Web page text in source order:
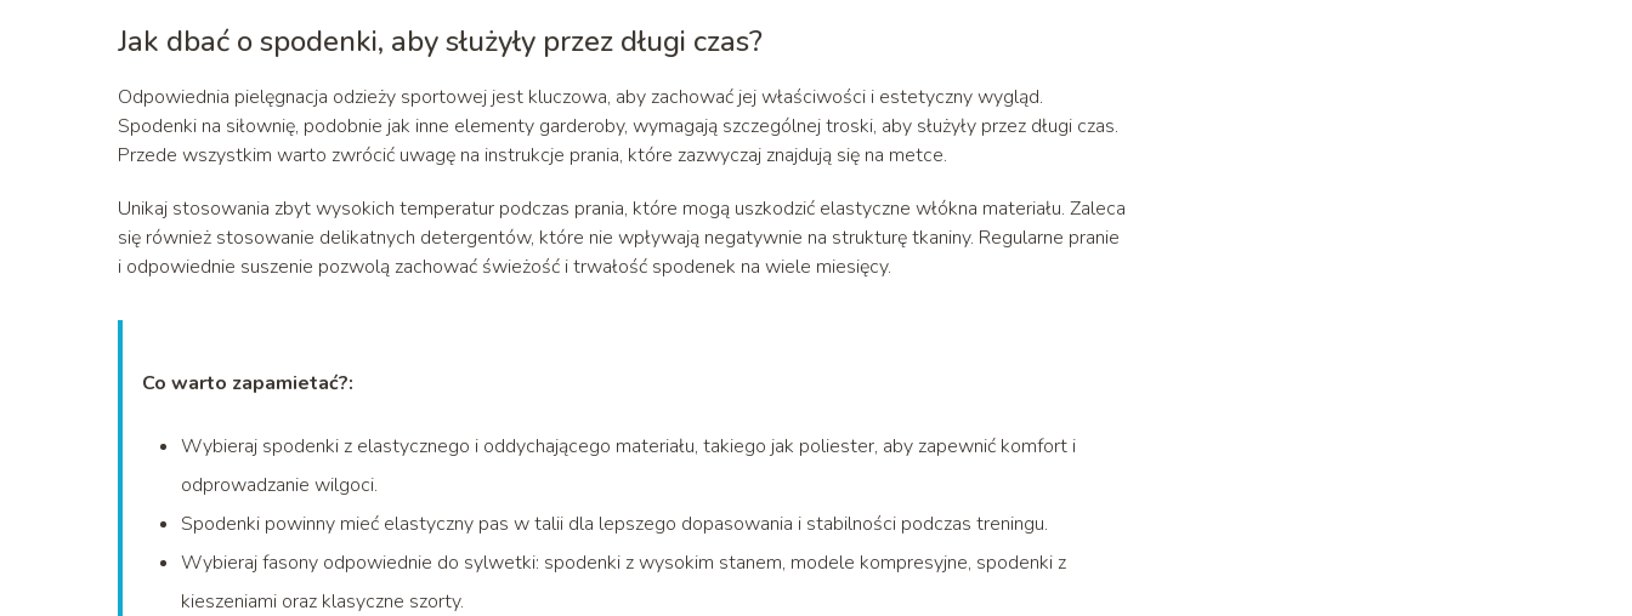
Jak dbać o spodenki, aby służyły przez długi czas?
Odpowiednia pielęgnacja odzieży sportowej jest kluczowa, aby zachować jej właściwości i estetyczny wygląd.
Spodenki na siłownię, podobnie jak inne elementy garderoby, wymagają szczególnej troski, aby służyły przez długi czas.
Przede wszystkim warto zwrócić uwagę na instrukcje prania, które zazwyczaj znajdują się na metce.
Unikaj stosowania zbyt wysokich temperatur podczas prania, które mogą uszkodzić elastyczne włókna materiału. Zaleca
się również stosowanie delikatnych detergentów, które nie wpływają negatywnie na strukturę tkaniny. Regularne pranie
i odpowiednie suszenie pozwolą zachować świeżość i trwałość spodenek na wiele miesięcy.
Co warto zapamietać?:
Wybieraj spodenki z elastycznego i oddychającego materiału, takiego jak poliester, aby zapewnić komfort i
odprowadzanie wilgoci.
Spodenki powinny mieć elastyczny pas w talii dla lepszego dopasowania i stabilności podczas treningu.
Wybieraj fasony odpowiednie do sylwetki: spodenki z wysokim stanem, modele kompresyjne, spodenki z
kieszeniami oraz klasyczne szorty.